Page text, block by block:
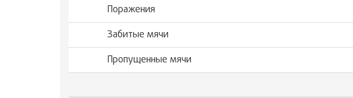
Поражения
Забитые мячи
Пропущенные мячи